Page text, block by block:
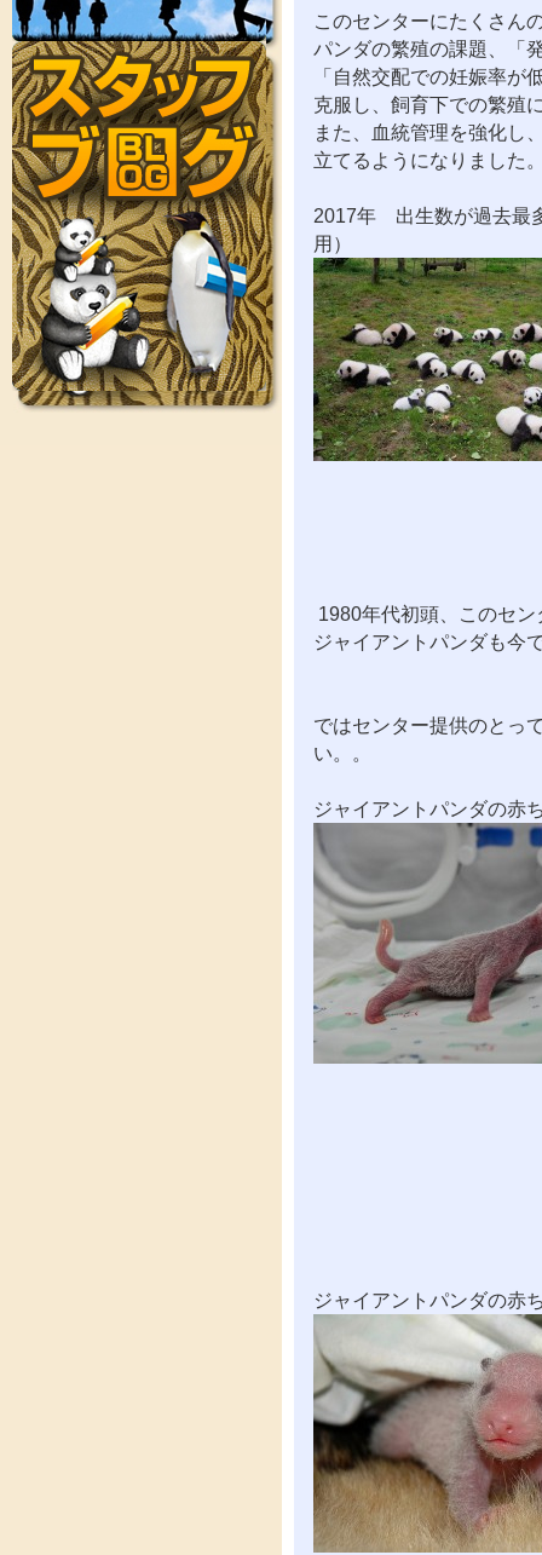
このセンターにたくさん
パンダの繁殖の課題、「
「自然交配での妊娠率が
克服し、飼育下での繁殖
また、血統管理を強化し
立てるようになりました
2017年 出生数が過去最
用）
1980年代初頭、このセ
ジャイアントパンダも今
ではセンター提供のとっ
い。。
ジャイアントパンダの
ジャイアントパンダの